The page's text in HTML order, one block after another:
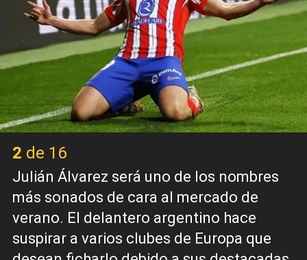
2 de 16
Julián Álvarez será uno de los nombres
más sonados de cara al mercado de
verano. El delantero argentino hace
suspirar a varios clubes de Europa que